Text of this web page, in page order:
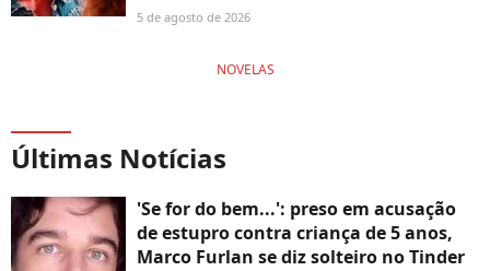
5 de agosto de 2026
NOVELAS
Últimas Notícias
'Se for do bem...': preso em acusação
de estupro contra criança de 5 anos,
Marco Furlan se diz solteiro no Tinder